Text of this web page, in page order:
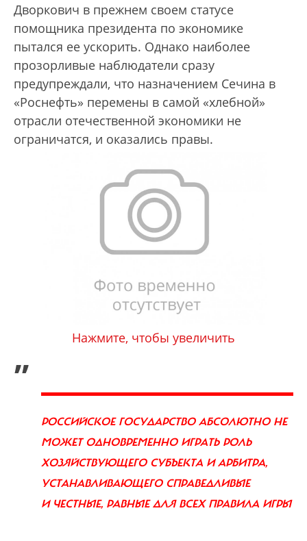
Дворкович в прежнем своем статусе
помощника президента по экономике
пытался ее ускорить. Однако наиболее
прозорливые наблюдатели сразу
предупреждали, что назначением Сечина в
«Роснефть» перемены в самой «хлебной»
отрасли отечественной экономики не
ограничатся, и оказались правы.
Нажмите, чтобы увеличить
„
РОССИЙСКОЕ ГОСУДАРСТВО АБСОЛЮТНО НЕ
МОЖЕТ ОДНОВРЕМЕННО ИГРАТЬ РОЛЬ
ХОЗЯЙСТВУЮЩЕГО СУБЪЕКТА И АРБИТРА,
УСТАНАВЛИВАЮЩЕГО СПРАВЕДЛИВЫЕ
И ЧЕСТНЫЕ, РАВНЫЕ ДЛЯ ВСЕХ ПРАВИЛА ИГРЫ